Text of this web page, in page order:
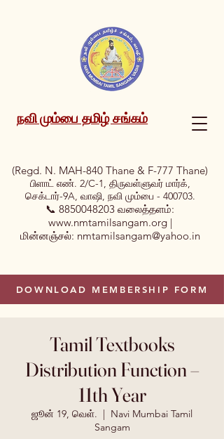
நவி மும்பை தமிழ் சங்கம்
(Regd. N. MAH-840 Thane & F-777 Thane)
பிளாட் எண். 2/C-1, திருவள்ளுவர் மார்க்,
செக்டார்-9A, வாஷி, நவி மும்பை - 400703.
📞 8850048203 வலைத்தளம்:
www.nmtamilsangam.org|
மின்னஞ்சல்: nmtamilsangam@yahoo.in
DOWNLOAD MEMBERSHIP FORM
Tamil Textbooks
Distribution Function –
11th Year
ஜூன் 19, வெள்.
  |
Navi Mumbai Tamil
Sangam